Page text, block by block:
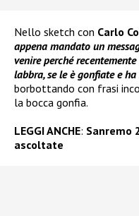
Nello sketch con Carlo
appena mandato un
venire perché
labbra, se le è gonfiate e
borbottando con frasi
la bocca gonfia.
LEGGI ANCHE: Sanremo
ascoltate